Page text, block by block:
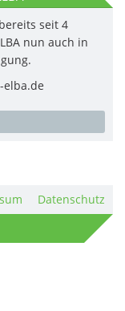
seit 4
nun auch in
Datenschutz